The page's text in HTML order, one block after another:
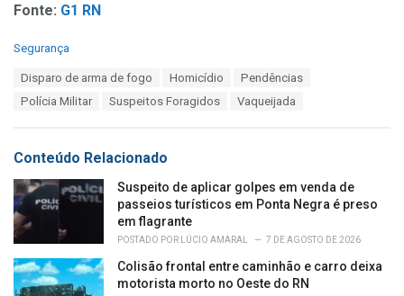
Fonte: G1 RN
C
i
e
s
:
Segurança
Disparo de arma de fogo Homicídio
Pendências
Polícia Militar
Suspeitos Foragidos Vaqueijada
Conteúdo Relacionado
Suspeito de aplicar golpes em venda de
passeios turísticos em Ponta Negra é preso
em flagrante
POSTADO POR LÚCIO AMARAL 7 DE AGOSTO DE 2026
Colisão frontal entre caminhão e carro deixa
motorista morto no Oeste do RN